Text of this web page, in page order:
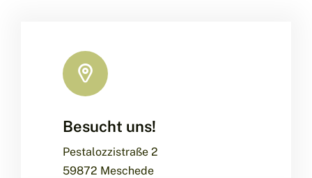
Besucht uns!
Pestalozzistraße 2
59872 Meschede